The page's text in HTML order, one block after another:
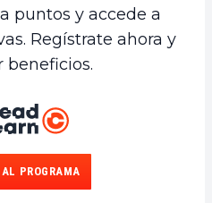
puntos y accede a
Regístrate ahora y
beneficios.
PROGRAMA